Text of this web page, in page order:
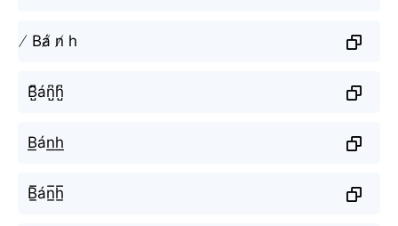
̸ Bá̸ n̸ h
B̺͆án̺͆h̺͆
B͟án͟h͟
B̲̅án̲̅h̲̅